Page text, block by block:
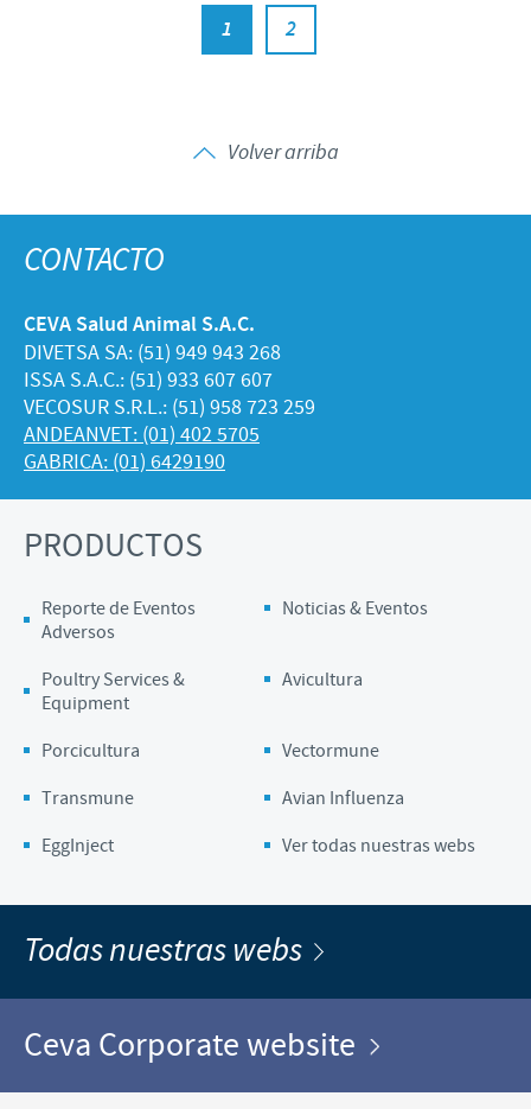
1 2
Volver arriba
CONTACTO
CEVA Salud Animal S.A.C.
DIVETSA SA: (51) 949 943 268
ISSA S.A.C.: (51) 933 607 607
VECOSUR S.R.L.: (51) 958 723 259
ANDEANVET: (01) 402 5705
GABRICA: (01) 6429190
PRODUCTOS
Reporte de Eventos
Adversos
Noticias & Eventos
Poultry Services &
Equipment
Avicultura
Porcicultura
Vectormune
Transmune
Avian Influenza
EggInject
Ver todas nuestras webs
Todas nuestras webs
Ceva Corporate website